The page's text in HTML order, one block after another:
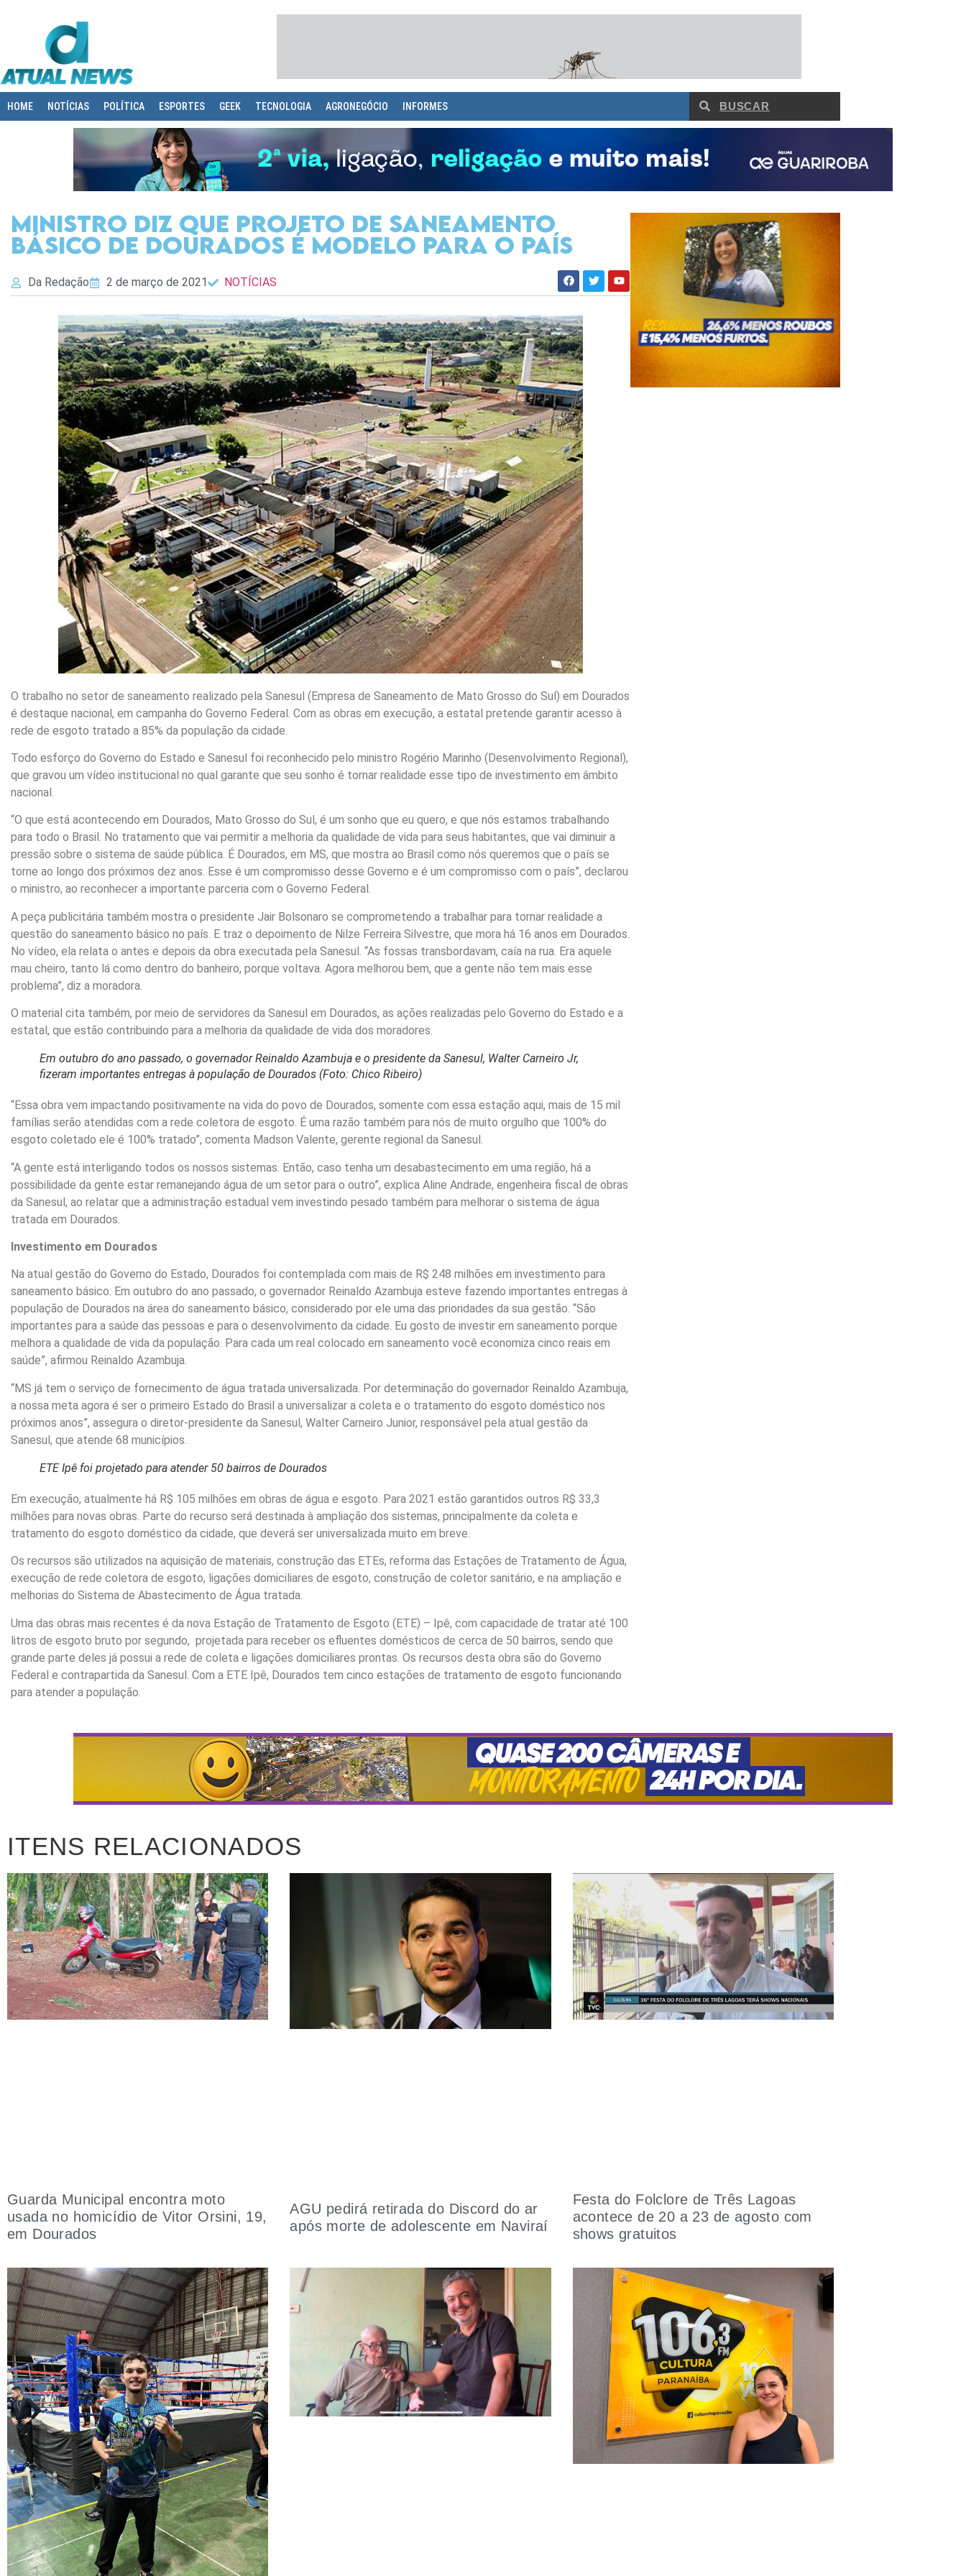
HOME NOTÍCIAS POLÍTICA ESPORTES GEEK TECNOLOGIA AGRONEGÓCIO INFORMES
Ministro diz que projeto de saneamento
básico de Dourados é modelo para o País
Da Redação 2 de março de 2021 NOTÍCIAS
O trabalho no setor de saneamento realizado pela Sanesul (Empresa de Saneamento de Mato Grosso do Sul) em Dourados
é destaque nacional, em campanha do Governo Federal. Com as obras em execução, a estatal pretende garantir acesso à
rede de esgoto tratado a 85% da população da cidade.
Todo esforço do Governo do Estado e Sanesul foi reconhecido pelo ministro Rogério Marinho (Desenvolvimento Regional),
que gravou um vídeo institucional no qual garante que seu sonho é tornar realidade esse tipo de investimento em âmbito
nacional.
“O que está acontecendo em Dourados, Mato Grosso do Sul, é um sonho que eu quero, e que nós estamos trabalhando
para todo o Brasil. No tratamento que vai permitir a melhoria da qualidade de vida para seus habitantes, que vai diminuir a
pressão sobre o sistema de saúde pública. É Dourados, em MS, que mostra ao Brasil como nós queremos que o país se
torne ao longo dos próximos dez anos. Esse é um compromisso desse Governo e é um compromisso com o país”, declarou
o ministro, ao reconhecer a importante parceria com o Governo Federal.
A peça publicitária também mostra o presidente Jair Bolsonaro se comprometendo a trabalhar para tornar realidade a
questão do saneamento básico no país. E traz o depoimento de Nilze Ferreira Silvestre, que mora há 16 anos em Dourados.
No vídeo, ela relata o antes e depois da obra executada pela Sanesul. “As fossas transbordavam, caía na rua. Era aquele
mau cheiro, tanto lá como dentro do banheiro, porque voltava. Agora melhorou bem, que a gente não tem mais esse
problema”, diz a moradora.
O material cita também, por meio de servidores da Sanesul em Dourados, as ações realizadas pelo Governo do Estado e a
estatal, que estão contribuindo para a melhoria da qualidade de vida dos moradores.
Em outubro do ano passado, o governador Reinaldo Azambuja e o presidente da Sanesul, Walter Carneiro Jr,
fizeram importantes entregas à população de Dourados (Foto: Chico Ribeiro)
“Essa obra vem impactando positivamente na vida do povo de Dourados, somente com essa estação aqui, mais de 15 mil
famílias serão atendidas com a rede coletora de esgoto. É uma razão também para nós de muito orgulho que 100% do
esgoto coletado ele é 100% tratado”, comenta Madson Valente, gerente regional da Sanesul.
“A gente está interligando todos os nossos sistemas. Então, caso tenha um desabastecimento em uma região, há a
possibilidade da gente estar remanejando água de um setor para o outro”, explica Aline Andrade, engenheira fiscal de obras
da Sanesul, ao relatar que a administração estadual vem investindo pesado também para melhorar o sistema de água
tratada em Dourados.
Investimento em Dourados
Na atual gestão do Governo do Estado, Dourados foi contemplada com mais de R$ 248 milhões em investimento para
saneamento básico. Em outubro do ano passado, o governador Reinaldo Azambuja esteve fazendo importantes entregas à
população de Dourados na área do saneamento básico, considerado por ele uma das prioridades da sua gestão. “São
importantes para a saúde das pessoas e para o desenvolvimento da cidade. Eu gosto de investir em saneamento porque
melhora a qualidade de vida da população. Para cada um real colocado em saneamento você economiza cinco reais em
saúde”, afirmou Reinaldo Azambuja.
“MS já tem o serviço de fornecimento de água tratada universalizada. Por determinação do governador Reinaldo Azambuja,
a nossa meta agora é ser o primeiro Estado do Brasil a universalizar a coleta e o tratamento do esgoto doméstico nos
próximos anos”, assegura o diretor-presidente da Sanesul, Walter Carneiro Junior, responsável pela atual gestão da
Sanesul, que atende 68 municípios.
ETE Ipê foi projetado para atender 50 bairros de Dourados
Em execução, atualmente há R$ 105 milhões em obras de água e esgoto. Para 2021 estão garantidos outros R$ 33,3
milhões para novas obras. Parte do recurso será destinada à ampliação dos sistemas, principalmente da coleta e
tratamento do esgoto doméstico da cidade, que deverá ser universalizada muito em breve.
Os recursos são utilizados na aquisição de materiais, construção das ETEs, reforma das Estações de Tratamento de Água,
execução de rede coletora de esgoto, ligações domiciliares de esgoto, construção de coletor sanitário, e na ampliação e
melhorias do Sistema de Abastecimento de Água tratada.
Uma das obras mais recentes é da nova Estação de Tratamento de Esgoto (ETE) – Ipê, com capacidade de tratar até 100
litros de esgoto bruto por segundo, projetada para receber os efluentes domésticos de cerca de 50 bairros, sendo que
grande parte deles já possui a rede de coleta e ligações domiciliares prontas. Os recursos desta obra são do Governo
Federal e contrapartida da Sanesul. Com a ETE Ipê, Dourados tem cinco estações de tratamento de esgoto funcionando
para atender a população.
ITENS RELACIONADOS
Guarda Municipal encontra moto
usada no homicídio de Vitor Orsini, 19,
em Dourados
AGU pedirá retirada do Discord do ar
após morte de adolescente em Naviraí
Festa do Folclore de Três Lagoas
acontece de 20 a 23 de agosto com
shows gratuitos